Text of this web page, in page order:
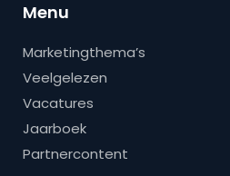
Menu
Marketingthema’s
Veelgelezen
Vacatures
Jaarboek
Partnercontent